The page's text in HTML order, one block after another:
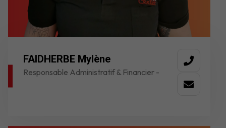
FAIDHERBE Mylène
Responsable Administratif & Financier -